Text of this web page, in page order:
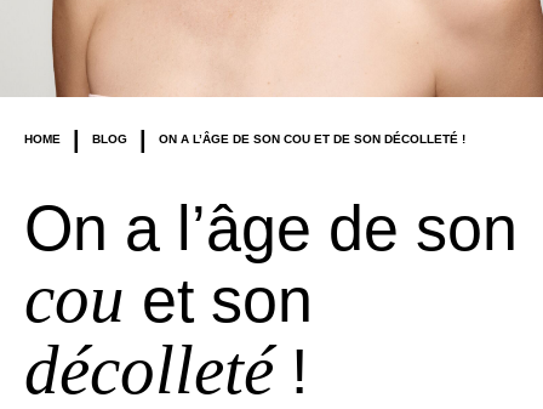
HOME BLOG ON A L’ÂGE DE SON COU ET DE SON DÉCOLLETÉ !
On a l’âge de son
cou et son
décolleté!